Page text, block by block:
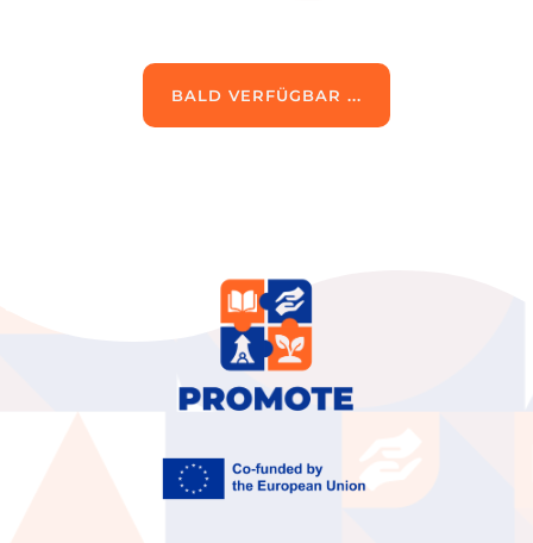
BALD VERFÜGBAR ...